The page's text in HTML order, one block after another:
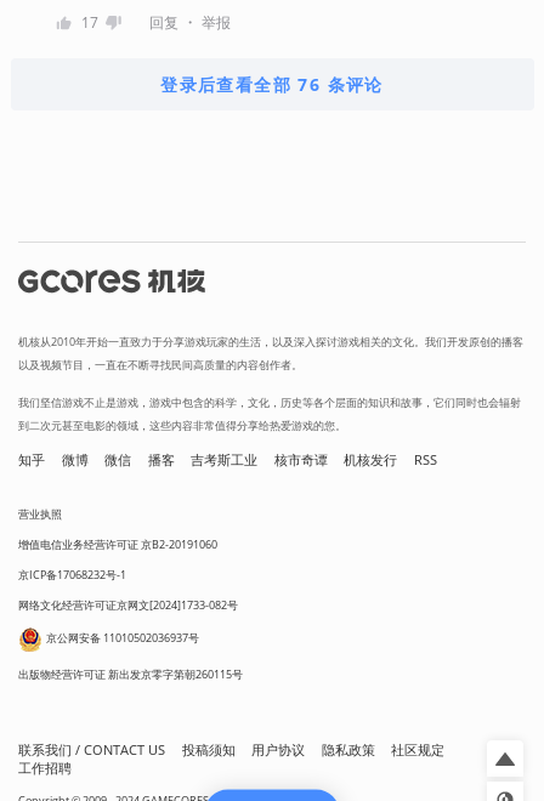
17 回复 ・ 举报
登录后查看全部 76 条评论
机核从2010年开始一直致力于分享游戏玩家的生活，以及深入探讨游戏相关的文化。我们开发原创的播客
以及视频节目，一直在不断寻找民间高质量的内容创作者。
我们坚信游戏不止是游戏，游戏中包含的科学，文化，历史等各个层面的知识和故事，它们同时也会辐射
到二次元甚至电影的领域，这些内容非常值得分享给热爱游戏的您。
知乎 微博 微信 播客 吉考斯工业 核市奇谭 机核发行 RSS
营业执照
增值电信业务经营许可证 京B2-20191060
京ICP备17068232号-1
网络文化经营许可证京网文[2024]1733-082号
京公网安备 11010502036937号
出版物经营许可证 新出发京零字第朝260115号
联系我们 / CONTACT US 投稿须知 用户协议 隐私政策
社区规定
工作招聘